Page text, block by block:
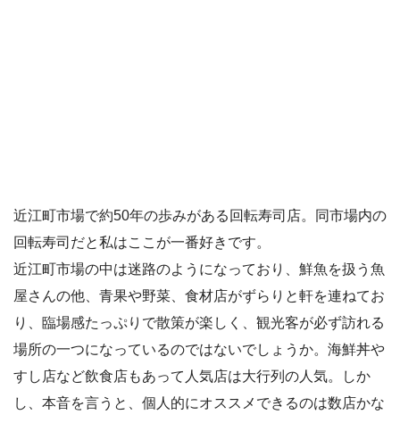
近江町市場で約50年の歩みがある回転寿司店。同市場内の
回転寿司だと私はここが一番好きです。
近江町市場の中は迷路のようになっており、鮮魚を扱う魚
屋さんの他、青果や野菜、食材店がずらりと軒を連ねてお
り、臨場感たっぷりで散策が楽しく、観光客が必ず訪れる
場所の一つになっているのではないでしょうか。海鮮丼や
すし店など飲食店もあって人気店は大行列の人気。しか
し、本音を言うと、個人的にオススメできるのは数店かな